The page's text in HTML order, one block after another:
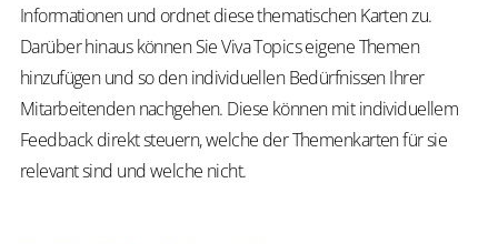
Informationen und ordnet diese thematischen Karten zu.
Darüber hinaus können Sie Viva Topics eigene Themen
hinzufügen und so den individuellen Bedürfnissen Ihrer
Mitarbeitenden nachgehen. Diese können mit individuellem
Feedback direkt steuern, welche der Themenkarten für sie
relevant sind und welche nicht.